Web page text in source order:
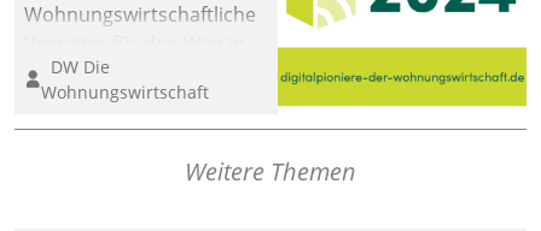
Wohnungswirtschaftliche
eine digitale Zukunft zu
finden, ist das Ziel des
Awards „Digitalpioniere
Wohnungswirtschaft“.
DW Die
Wohnungswirtschaft
Weitere Themen